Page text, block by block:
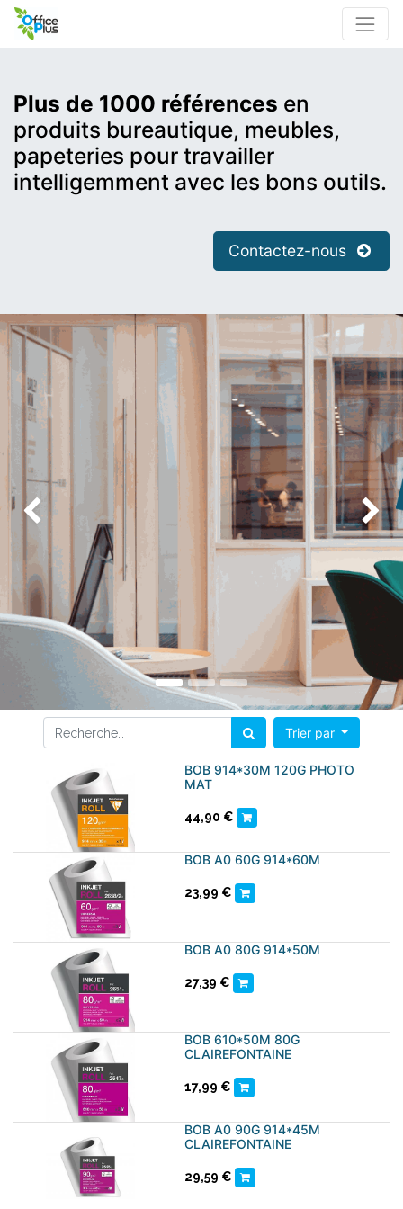
Plus de 1000 références en
produits bureautique, meubles,
papeteries pour travailler
intelligemment avec les bons outils.
Contactez-nous
Précédent
Trier par
BOB 914*30M 120G PHOTO
MAT
44,90 €
BOB A0 60G 914*60M
23,99 €
BOB A0 80G 914*50M
27,39 €
BOB 610*50M 80G
CLAIREFONTAINE
17,99 €
BOB A0 90G 914*45M
CLAIREFONTAINE
29,59 €